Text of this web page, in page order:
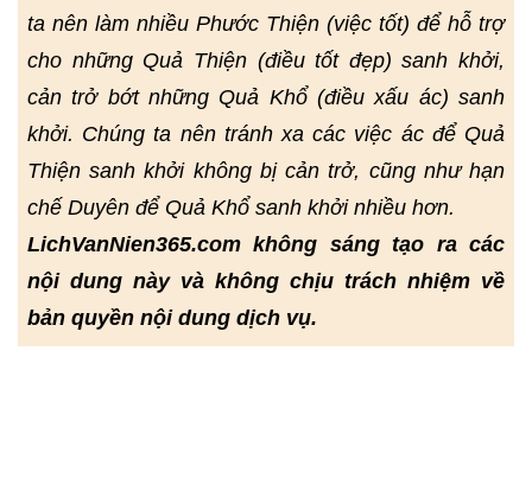
ta nên làm nhiều Phước Thiện (việc tốt) để hỗ trợ
cho những Quả Thiện (điều tốt đẹp) sanh khởi,
cản trở bớt những Quả Khổ (điều xấu ác) sanh
khởi. Chúng ta nên tránh xa các việc ác để Quả
Thiện sanh khởi không bị cản trở, cũng như hạn
chế Duyên để Quả Khổ sanh khởi nhiều hơn.
LichVanNien365.com không sáng tạo ra các
nội dung này và không chịu trách nhiệm về
bản quyền nội dung dịch vụ.